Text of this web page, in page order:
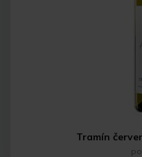
Tramín